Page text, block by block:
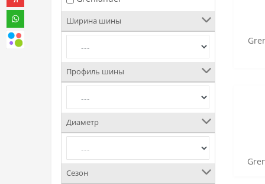
Ширина шины
Профиль шины
Диаметр
Сезон